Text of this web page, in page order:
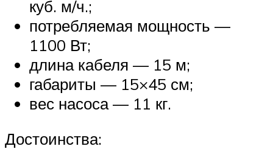
куб. м/ч.;
потребляемая мощность —
1100 Вт;
длина кабеля — 15 м;
габариты — 15×45 см;
вес насоса — 11 кг.
Достоинства: